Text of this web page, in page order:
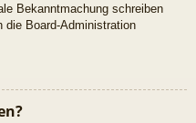
Bekanntmachung schreiben
die Board-Administration